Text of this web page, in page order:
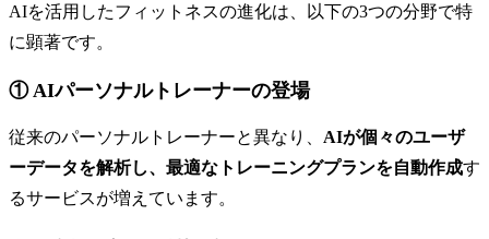
AIを活用したフィットネスの進化は、以下の3つの分野で特
に顕著です。
① AIパーソナルトレーナーの登場
従来のパーソナルトレーナーと異なり、 AIが個々のユーザ
ーデータを解析し、最適なトレーニングプランを自動作成す
るサービスが増えています。